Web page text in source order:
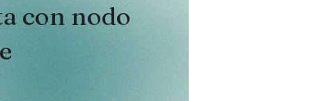
con nodo